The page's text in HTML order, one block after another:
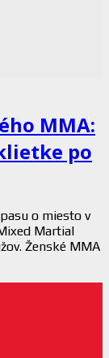
MMA:
po
o miesto v
Martial
Ženské MMA